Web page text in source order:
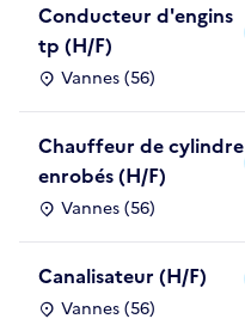
Conducteur d'engins
tp (H/F)
Vannes (56)
Chauffeur de cylindre
enrobés (H/F)
Vannes (56)
Canalisateur (H/F)
Vannes (56)